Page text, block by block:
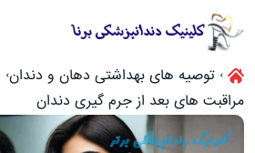
توصیه های بهداشتی دهان و دندان
مراقبت های بعد از جرم گیری دندان